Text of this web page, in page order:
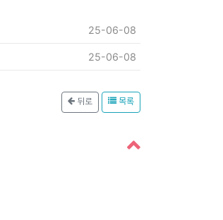
25-06-08
25-06-08
뒤로 목록